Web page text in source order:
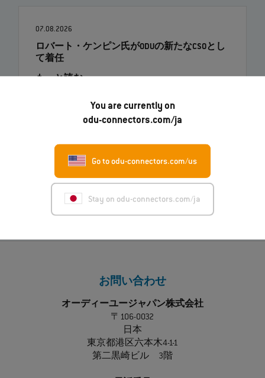
You are currently on
odu-connectors.com/ja
Go to odu-connectors.com/us
Stay on odu-connectors.com/ja
07.08.2026
ロバート・ケンピン氏がODUの新たなCSOとし
て着任
もっと読む
ODU-MAC® RAPID：新しい金属製ハウジングモデ
もっと読む
お問い合わせ
オーディーユージャパン株式会社
〒106-0032
日本
東京都港区六本木4-1-1
第二黒崎ビル 3階